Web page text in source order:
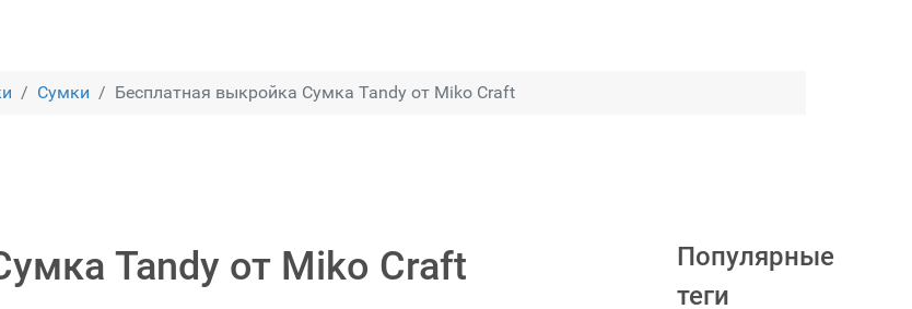
Сумки Бесплатная выкройка Сумка Tandy от Miko Craft
Tandy от Miko Craft
Популярные
теги